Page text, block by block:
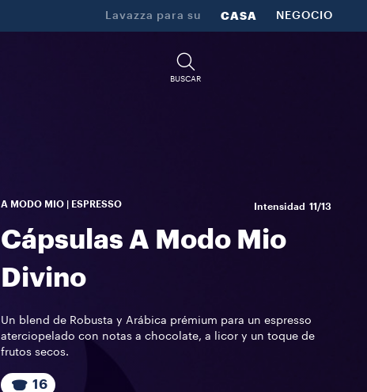
Lavazza para su CASA NEGOCIO
BUSCAR
A MODO MIO | ESPRESSO Intensidad 11/13
Cápsulas A Modo Mio
Divino
Un blend de Robusta y Arábica prémium para un espresso
aterciopelado con notas a chocolate, a licor y un toque de
frutos secos.
16